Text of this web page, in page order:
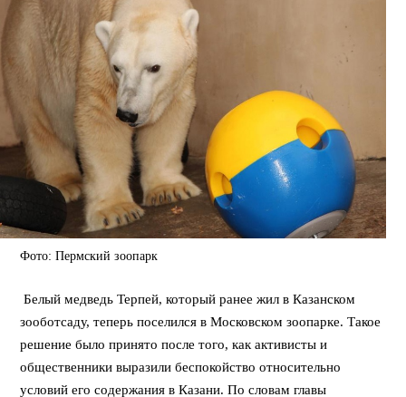
Фото: Пермский зоопарк
Белый медведь Терпей, который ранее жил в Казанском
зооботсаду, теперь поселился в Московском зоопарке. Такое
решение было принято после того, как активисты и
общественники выразили беспокойство относительно
условий его содержания в Казани. По словам главы